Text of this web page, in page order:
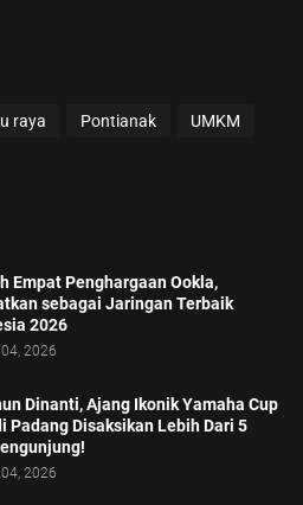
raya Pontianak UMKM
Empat Penghargaan Ookla,
sebagai Jaringan Terbaik
2026
2026
Dinanti, Ajang Ikonik Yamaha Cup
Padang Disaksikan Lebih Dari 5
2026